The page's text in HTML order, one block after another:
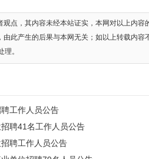
观点，其内容未经本站证实，本网对以上内
此产生的后果与本网无关；如以上转载内容
。
工作人员公告
聘41名工作人员公告
聘工作人员公告